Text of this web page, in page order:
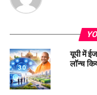
यूपी में
लॉन्च